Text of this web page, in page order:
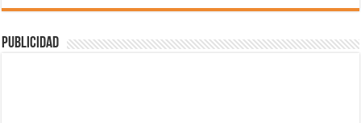
Publicidad